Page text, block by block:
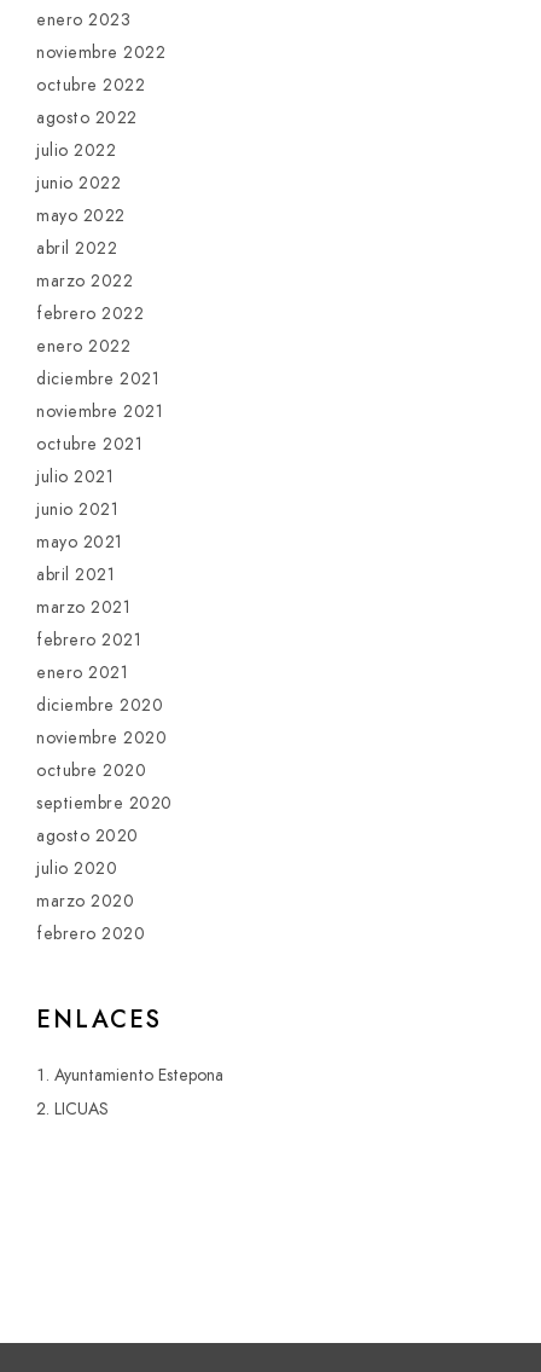
enero 2023
noviembre 2022
octubre 2022
agosto 2022
julio 2022
junio 2022
mayo 2022
abril 2022
marzo 2022
febrero 2022
enero 2022
diciembre 2021
noviembre 2021
octubre 2021
julio 2021
junio 2021
mayo 2021
abril 2021
marzo 2021
febrero 2021
enero 2021
diciembre 2020
noviembre 2020
octubre 2020
septiembre 2020
agosto 2020
julio 2020
marzo 2020
febrero 2020
ENLACES
Ayuntamiento Estepona
LICUAS